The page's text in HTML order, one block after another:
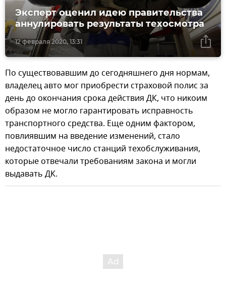
12 февраля 2020, 13:31
Эксперт оценил идею правительства
аннулировать результаты техосмотра
По существовавшим до сегодняшнего дня нормам,
владелец авто мог приобрести страховой полис за
день до окончания срока действия ДК, что никоим
образом не могло гарантировать исправность
транспортного средства. Еще одним фактором,
повлиявшим на введение изменений, стало
недостаточное число станций техобслуживания,
которые отвечали требованиям закона и могли
выдавать ДК.